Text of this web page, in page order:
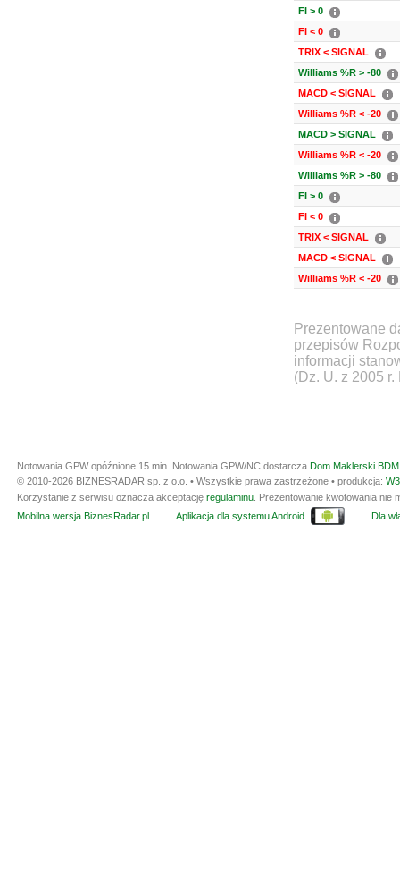
FI > 0
FI < 0
TRIX < SIGNAL
Williams %R > -80
MACD < SIGNAL
Williams %R < -20
MACD > SIGNAL
Williams %R < -20
Williams %R > -80
FI > 0
FI < 0
TRIX < SIGNAL
MACD < SIGNAL
Williams %R < -20
Prezentowane
przepisów
informacji
(Dz. U. z 2005
Notowania GPW opóźnione 15 min. Notowania GPW/NC dostarcza Dom Maklerski
© 2010-2026 BIZNESRADAR sp. z o.o. • Wszystkie prawa zastrzeżone • produkcja:
Korzystanie z serwisu oznacza akceptację regulaminu . Prezentowanie kwotowania
Mobilna wersja BiznesRadar.pl
Aplikacja dla systemu Android Dla